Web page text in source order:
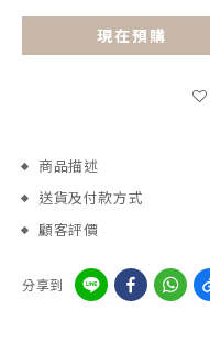
現在預購
商品描述
送貨及付款方式
顧客評價
分享到